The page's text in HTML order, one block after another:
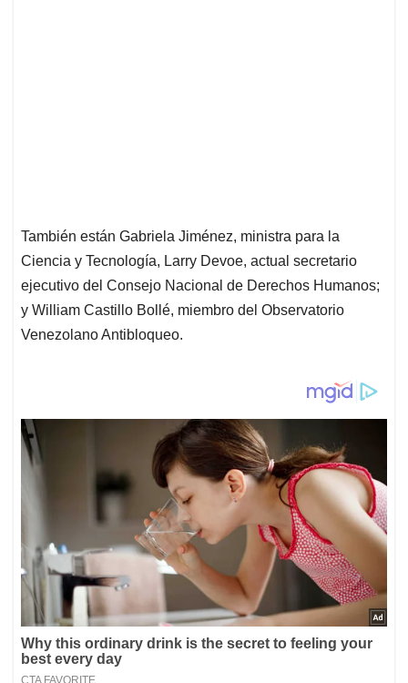
También están Gabriela Jiménez, ministra para la
Ciencia y Tecnología, Larry Devoe, actual secretario
ejecutivo del Consejo Nacional de Derechos Humanos;
y William Castillo Bollé, miembro del Observatorio
Venezolano Antibloqueo.